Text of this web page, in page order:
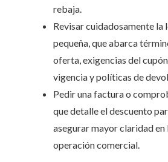
rebaja.
Revisar cuidadosamente la
pequeña, que abarca
oferta, exigencias del
vigencia y políticas de
Pedir una factura o
que detalle el descuento
asegurar mayor claridad en
operación comercial.